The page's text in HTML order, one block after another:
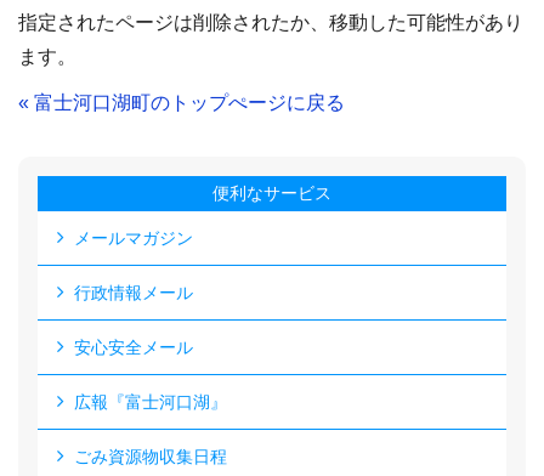
指定されたページは削除されたか、移動した可能性があり
ます。
« 富士河口湖町のトップぺージに戻る
便利なサービス
メールマガジン
行政情報メール
安心安全メール
広報『富士河口湖』
ごみ資源物収集日程